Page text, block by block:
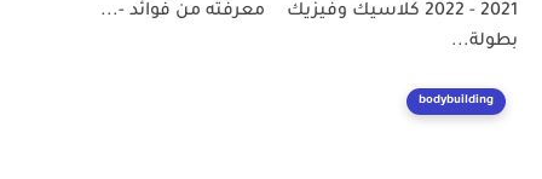
2021 - 2022 كلاسيك وفيزيك
بطولة...
معرفته من فوائد -...
bodybuilding